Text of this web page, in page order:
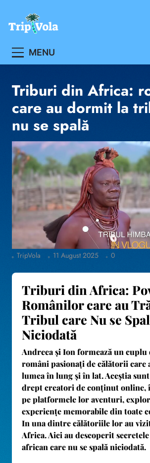
content
MENU
Triburi din Africa:
care au dormit la
nu se spală
TripVola 11 August 2025 0
Triburi din Africa:
Românilor care au
Tribul care Nu se
Niciodată
Andreea și Ion formează un cuplu
români pasionați de călătorii care
lumea în lung și în lat. Aceștia
drept creatori de conținut online,
pe platformele lor aventuri,
experiențe memorabile din toate
In una dintre călătoriile lor au
Africa. Aici au descoperit
african care nu se spală niciodată.